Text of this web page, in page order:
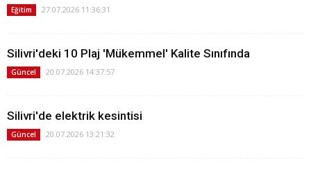
Eğitim 27.07.2026 11:36:31
Silivri'deki 10 Plaj 'Mükemmel' Kalite Sınıfında
Güncel 20.07.2026 14:37:57
Silivri'de elektrik kesintisi
Güncel 20.07.2026 13:21:32